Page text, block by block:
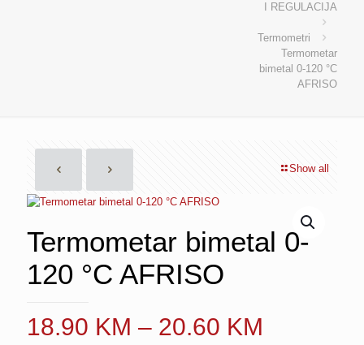
I REGULACIJA
Termometri
Termometar
bimetal 0-120 °C
AFRISO
Show all
Termometar bimetal 0-
120 °C AFRISO
18.90 KM – 20.60 KM